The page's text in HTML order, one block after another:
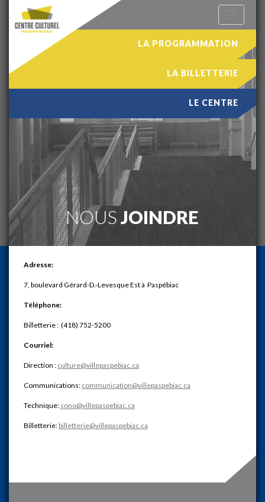
navigation
LA PROGRAMMATION
LA BILLETTERIE
LE CENTRE
NOUSJOINDRE
Adresse:
7, boulevard Gérard-D.-Levesque Est à Paspébiac
Téléphone:
Billetterie : (418) 752-5200
Courriel:
Direction : culture@villepaspebiac.ca
Communications: communication@villepaspebiac.ca
Technique: sono@villepaspebiac.ca
Billetterie: billetterie@villepaspebiac.ca